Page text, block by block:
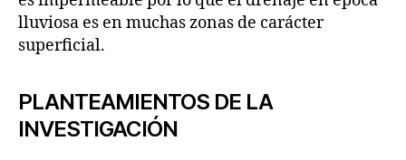
lluviosa es en muchas zonas de carácter
superficial.
PLANTEAMIENTOS DE LA
INVESTIGACIÓN